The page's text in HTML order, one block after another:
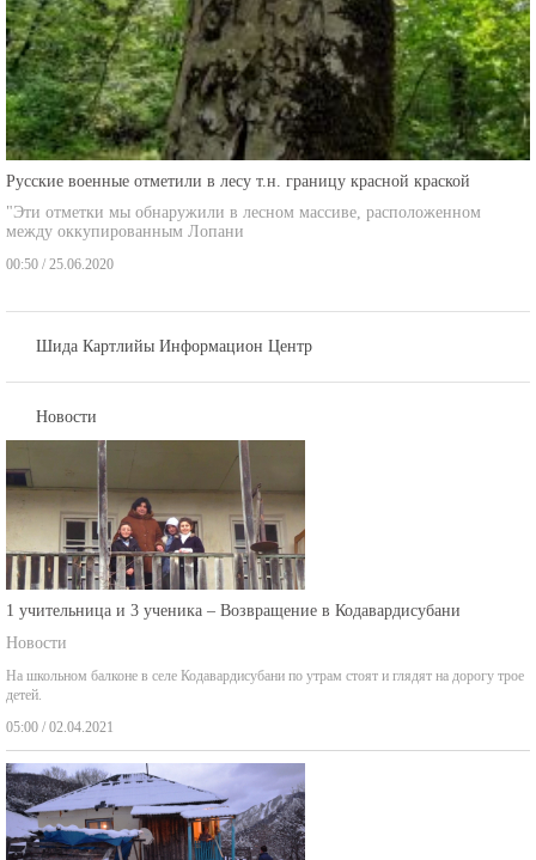
Русские военные отметили в лесу т.н. границу красной краской
"Эти отметки мы обнаружили в лесном массиве, расположенном
между оккупированным Лопани
00:50 / 25.06.2020
Шида Картлийы Информацион Центр
Новости
1 учительница и 3 ученика – Возвращение в Кодавардисубани
Новости
На школьном балконе в селе Кодавардисубани по утрам стоят и глядят на дорогу трое
детей.
05:00 / 02.04.2021